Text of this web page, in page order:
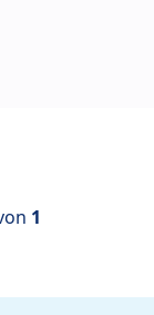
1